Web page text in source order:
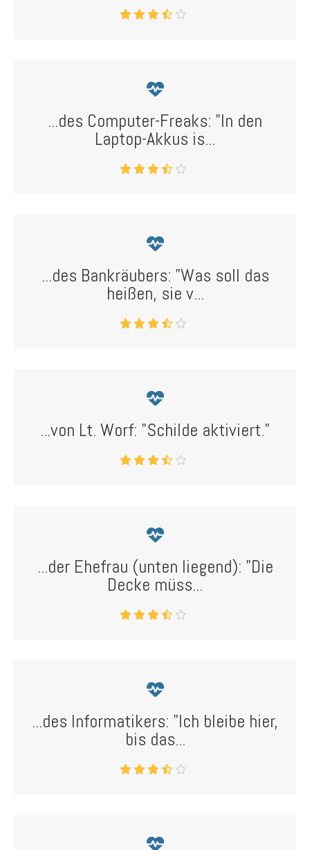
...des Computer-Freaks: "In den
Laptop-Akkus is...
...des Bankräubers: "Was soll das
heißen, sie v...
...von Lt. Worf: "Schilde aktiviert."
...der Ehefrau (unten liegend): "Die
Decke müss...
...des Informatikers: "Ich bleibe hier,
bis das...